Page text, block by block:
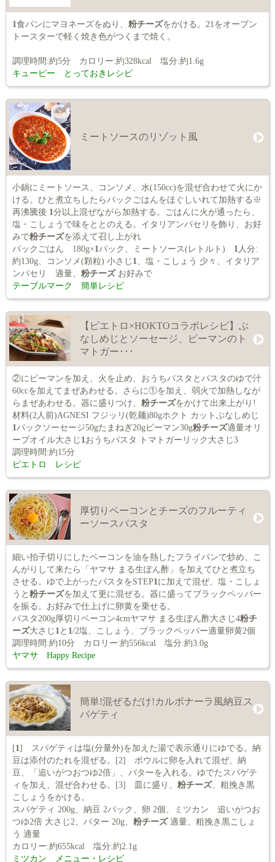
1 食パンにマヨネーズをぬり、 粉チーズをかける。21をオーブン
トースターで軽く焼き色がつくまで焼く。
調理時間:約5分 カロリー:約328kcal 塩分:約1.6g
キューピー とっておきレシピ
ミートソースのリゾット風
小鍋にミートソース、コンソメ、水(150cc)を混ぜ合わせて火にか
ける。ひと煮立ちしたらパックごはんをほぐしいれて加熱する※
再沸騰後 1 分以上混ぜながら加熱する。ごはんに火が通ったら、
塩・こしょうで味をととのえる。イタリアンパセリを飾り、お好
みで粉チーズを添えて召し上がれ
パックごはん 180g×1 パック、ミートソース(レトルト) 1 人分:
約130g、コンソメ(顆粒) 小さじ 1
、塩・こしょう 少々、イタリア
ンパセリ 適量、 粉チーズお好みで
テーブルマーク 簡単レシピ
【ピエトロ×HOKTOコラボレシピ】ぶ
なしめじとソーセージ、ピーマンのト
マトガー･･･
②にピーマンを加え、火を止め、おうちパスタとパスタのゆで汁
60ccを加えてまぜあわせる。さらに①を加え、弱火で加熱しなが
らまぜあわせる。器に盛りつけ、 粉チーズをかけて出来上がり!
材料(2人前)AGNESI フジッリ(乾麺)80gホクト カットぶなしめじ
1 パックソーセージ50gたまねぎ20gピーマン30g粉チーズ適量オリ
ーブオイル大さじ 1 おうちパスタ トマトガーリック大さじ3
調理時間:約15分
ピエトロ レシピ
厚切りベーコンとチーズのフルーティ
ーソースパスタ
細い拍子切りにしたベーコンを油を熱したフライパンで炒め、こ
んがりして来たら「ヤマサ まる生ぽん酢」を加えてひと煮立ち
させる。ゆで上がったパスタをSTEP1 に加えて混ぜ、塩・こしょ
うと 粉チーズを加えて更に混ぜる。器に盛ってブラックペッパー
を振る。お好みで仕上げに卵黄を乗せる。
パスタ200g厚切りベーコン4cmヤマサ まる生ぽん酢大さじ4粉チ
ーズ大さじ 1 と 1 /2塩、こしょう、ブラックペッパー適量卵黄2個
調理時間:約10分 カロリー:約556kcal 塩分:約3.0g
ヤマサ Happy Recipe
簡単!混ぜるだけ!カルボナーラ風納豆ス
パゲティ
[1 ] スパゲティは塩(分量外)を加えた湯で表示通りにゆでる。納
豆は添付のたれを混ぜる。[2] ボウルに卵を入れて混ぜ、納
豆、「追いがつおつゆ2倍」、バターを入れる。ゆでたスパゲテ
ィを加え、混ぜ合わせる。[3] 皿に盛り、 粉チーズ、粗挽き黒
こしょうをかける。
スパゲティ 200g、納豆 2パック、卵 2個、ミツカン 追いがつお
つゆ2倍 大さじ2、バター 20g、 粉チーズ適量、粗挽き黒こしょ
う 適量
カロリー:約655kcal 塩分:約2.1g
ミツカン メニュー・レシピ